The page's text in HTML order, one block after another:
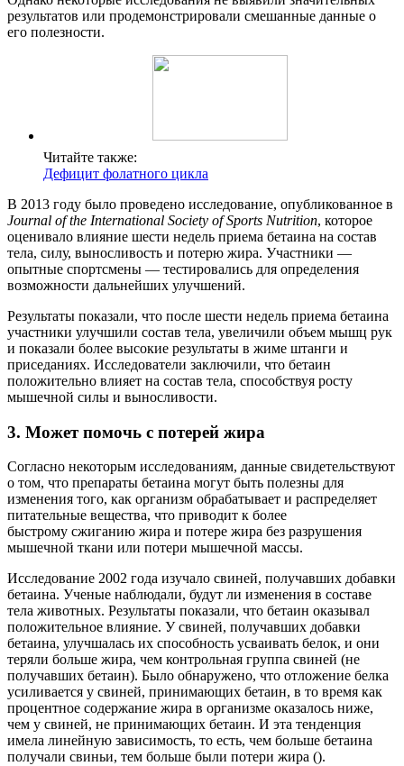
результатов или продемонстрировали смешанные данные о
его полезности.
Читайте также:
Дефицит фолатного цикла
В 2013 году было проведено исследование, опубликованное в
Journal of the International Society of Sports Nutrition, которое
оценивало влияние шести недель приема бетаина на состав
тела, силу, выносливость и потерю жира. Участники —
опытные спортсмены — тестировались для определения
возможности дальнейших улучшений.
Результаты показали, что после шести недель приема бетаина
участники улучшили состав тела, увеличили объем мышц рук
и показали более высокие результаты в жиме штанги и
приседаниях. Исследователи заключили, что бетаин
положительно влияет на состав тела, способствуя росту
мышечной силы и выносливости.
3. Может помочь с потерей жира
Согласно некоторым исследованиям, данные свидетельствуют
о том, что препараты бетаина могут быть полезны для
изменения того, как организм обрабатывает и распределяет
питательные вещества, что приводит к более
быстрому сжиганию жира и потере жира без разрушения
мышечной ткани или потери мышечной массы.
Исследование 2002 года изучало свиней, получавших добавки
бетаина. Ученые наблюдали, будут ли изменения в составе
тела животных. Результаты показали, что бетаин оказывал
положительное влияние. У свиней, получавших добавки
бетаина, улучшалась их способность усваивать белок, и они
теряли больше жира, чем контрольная группа свиней (не
получавших бетаин). Было обнаружено, что отложение белка
усиливается у свиней, принимающих бетаин, в то время как
процентное содержание жира в организме оказалось ниже,
чем у свиней, не принимающих бетаин. И эта тенденция
имела линейную зависимость, то есть, чем больше бетаина
получали свиньи, тем больше были потери жира ().